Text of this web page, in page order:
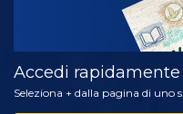
Accedi
Seleziona + dalla pagina di uno